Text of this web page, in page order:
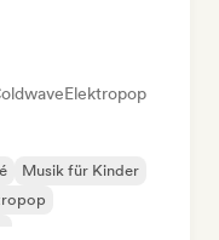
Elektropop
Musik für Kinder